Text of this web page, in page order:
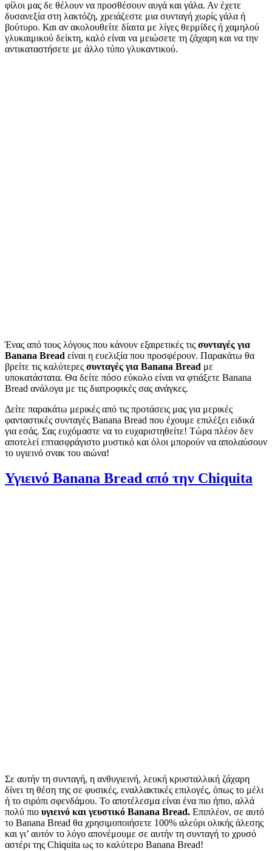
φίλοι μας δε θέλουν να προσθέσουν αυγά και γάλα. Αν έχετε
δυσανεξία στη λακτόζη, χρειάζεστε μια συνταγή χωρίς γάλα ή
βούτυρο. Και αν ακολουθείτε δίαιτα με λίγες θερμίδες ή χαμηλού
γλυκαιμικού δείκτη, καλό είναι να μειώσετε τη ζάχαρη και να την
αντικαταστήσετε με άλλο τύπο γλυκαντικού.
Ένας από τους λόγους που κάνουν εξαιρετικές τις συνταγές για
Banana Bread είναι η ευελιξία που προσφέρουν. Παρακάτω θα
βρείτε τις καλύτερες συνταγές για Banana Bread με
υποκατάστατα. Θα δείτε πόσο εύκολο είναι να φτιάξετε Banana
Bread ανάλογα με τις διατροφικές σας ανάγκες.
Δείτε παρακάτω μερικές από τις προτάσεις μας για μερικές
φανταστικές συνταγές Banana Bread που έχουμε επιλέξει ειδικά
για εσάς. Σας ευχόμαστε να το ευχαριστηθείτε! Τώρα πλέον δεν
αποτελεί επτασφράγιστο μυστικό και όλοι μπορούν να απολαύσουν
το υγιεινό σνακ του αιώνα!
Υγιεινό Banana Bread από την Chiquita
Σε αυτήν τη συνταγή, η ανθυγιεινή, λευκή κρυσταλλική ζάχαρη
δίνει τη θέση της σε φυσικές, εναλλακτικές επιλογές, όπως το μέλι
ή το σιρόπι σφενδάμου. Το αποτέλεσμα είναι ένα πιο ήπιο, αλλά
πολύ πιο υγιεινό και γευστικό Banana Bread. Επιπλέον, σε αυτό
το Banana Bread θα χρησιμοποιήσετε 100% αλεύρι ολικής άλεσης
και γι’ αυτόν το λόγο απονέμουμε σε αυτήν τη συνταγή το χρυσό
αστέρι της Chiquita ως το καλύτερο Banana Bread!